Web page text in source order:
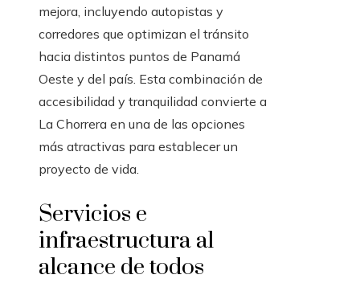
mejora, incluyendo autopistas y
corredores que optimizan el tránsito
hacia distintos puntos de Panamá
Oeste y del país. Esta combinación de
accesibilidad y tranquilidad convierte a
La Chorrera en una de las opciones
más atractivas para establecer un
proyecto de vida.
Servicios e
infraestructura al
alcance de todos